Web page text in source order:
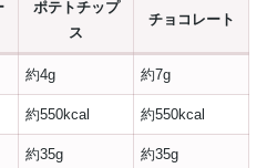
ポテトチップ
ス
チョコレート
約4g 約7g
約550kcal 約550kcal
約35g 約35g